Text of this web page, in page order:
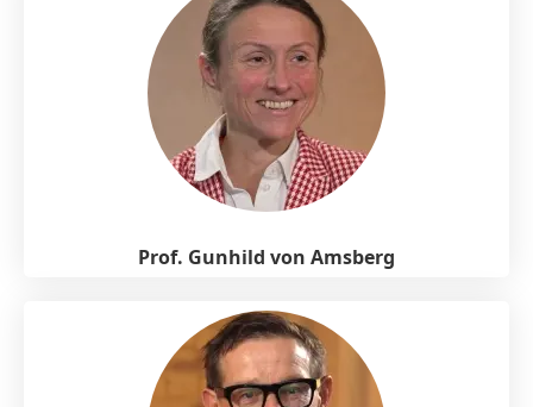
Prof. Gunhild von Amsberg